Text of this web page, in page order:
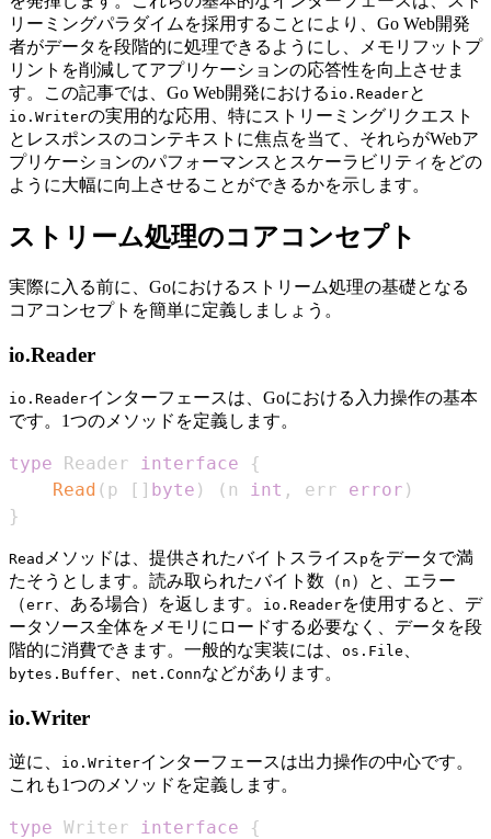
リーミングパラダイムを採用することにより、Go Web開発
者がデータを段階的に処理できるようにし、メモリフットプ
リントを削減してアプリケーションの応答性を向上させま
す。この記事では、Go Web開発における io.Readerと
io.Writerの実用的な応用、特にストリーミングリクエスト
とレスポンスのコンテキストに焦点を当て、それらがWebア
プリケーションのパフォーマンスとスケーラビリティをどの
ように大幅に向上させることができるかを示します。
ストリーム処理のコアコンセプト
実際に入る前に、Goにおけるストリーム処理の基礎となる
コアコンセプトを簡単に定義しましょう。
io.Reader
io.Readerインターフェースは、Goにおける入力操作の基本
です。1つのメソッドを定義します。
type Reader interface
{
Read ( p [ ] byte ) ( n int , err error )
}
Read メソッドは、提供されたバイトスライス p をデータで満
たそうとします。読み取られたバイト数（ n ）と、エラー
（err 、ある場合）を返します。 io.Readerを使用すると、デ
ータソース全体をメモリにロードする必要なく、データを段
階的に消費できます。一般的な実装には、 os.File
bytes.Buffer net.Connなどがあります。
io.Writer
逆に、 io.Writerインターフェースは出力操作の中心です。
これも1つのメソッドを定義します。
type Writer interface
{